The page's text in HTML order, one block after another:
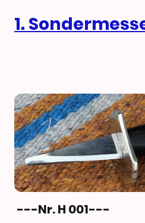
1.
---Nr. H 001---